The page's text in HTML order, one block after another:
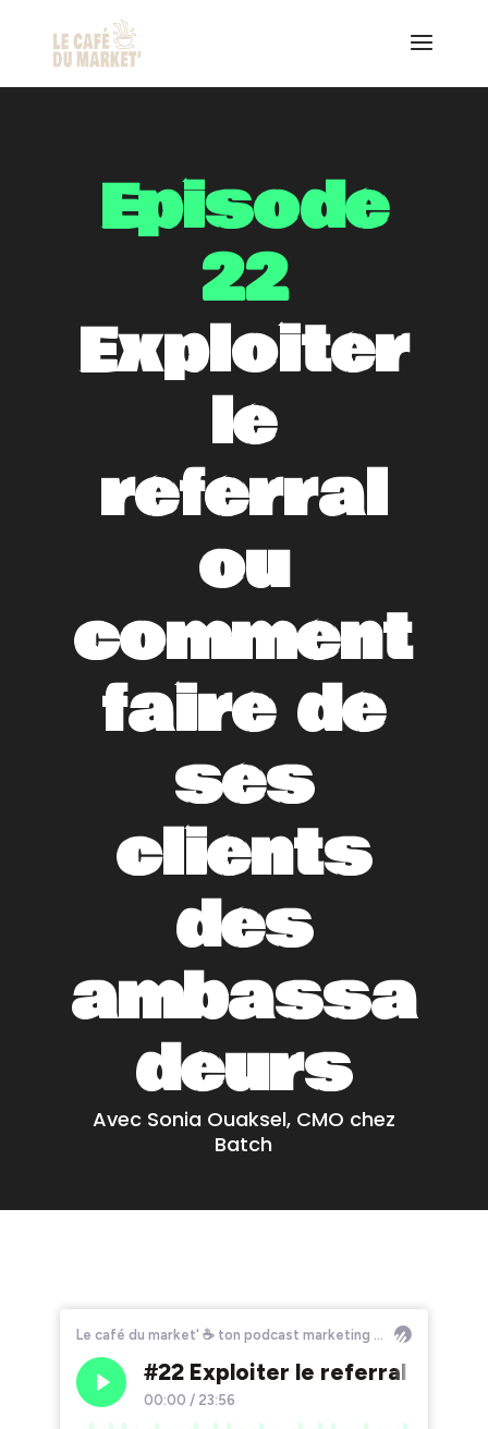
Episode
22
Exploiter
le
referral
ou
comment
faire de
ses
clients
des
ambassa
deurs
Avec Sonia Ouaksel, CMO chez
Batch